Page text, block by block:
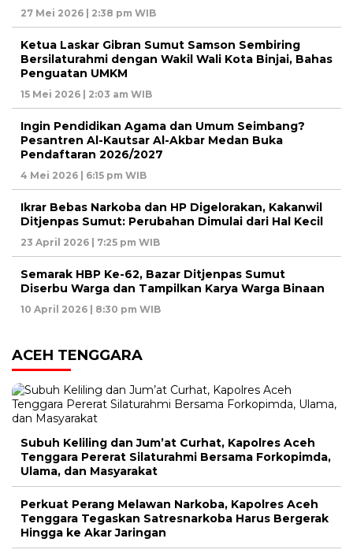
27 Mei 2026 | 2:38 pm WIB
Ketua Laskar Gibran Sumut Samson Sembiring
Bersilaturahmi dengan Wakil Wali Kota Binjai, Bahas
Penguatan UMKM
15 Mei 2026 | 2:03 am WIB
Ingin Pendidikan Agama dan Umum Seimbang?
Pesantren Al-Kautsar Al-Akbar Medan Buka
Pendaftaran 2026/2027
4 Mei 2026 | 6:15 pm WIB
Ikrar Bebas Narkoba dan HP Digelorakan, Kakanwil
Ditjenpas Sumut: Perubahan Dimulai dari Hal Kecil
23 April 2026 | 7:25 pm WIB
Semarak HBP Ke-62, Bazar Ditjenpas Sumut
Diserbu Warga dan Tampilkan Karya Warga Binaan
10 April 2026 | 8:30 pm WIB
ACEH TENGGARA
Subuh Keliling dan Jum’at Curhat, Kapolres Aceh
Tenggara Pererat Silaturahmi Bersama Forkopimda,
Ulama, dan Masyarakat
Perkuat Perang Melawan Narkoba, Kapolres Aceh
Tenggara Tegaskan Satresnarkoba Harus Bergerak
Hingga ke Akar Jaringan